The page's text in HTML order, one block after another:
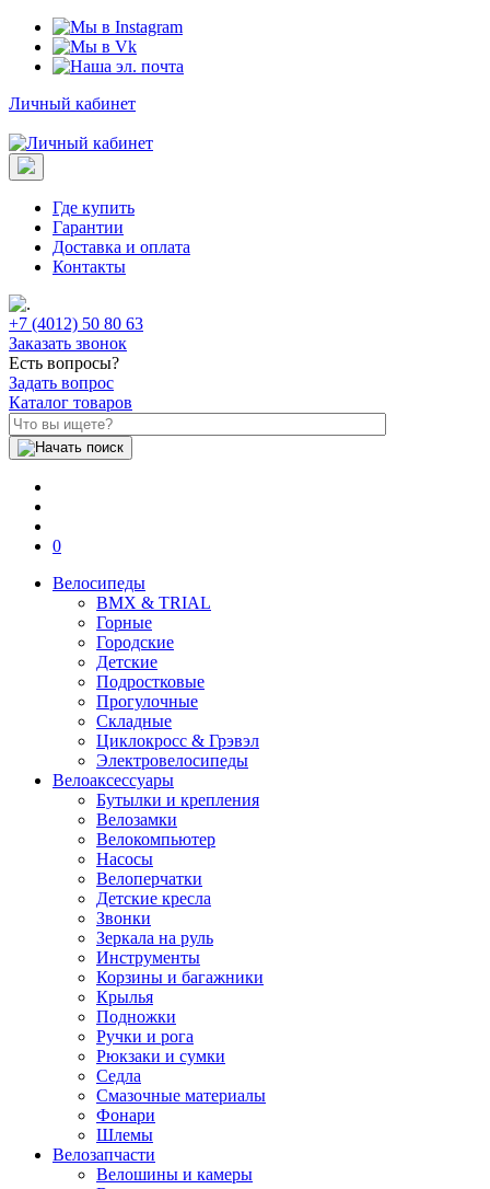
Личный кабинет
Где купить
Гарантии
Доставка и оплата
Контакты
+7 (4012) 50 80 63
Заказать звонок
Есть вопросы?
Задать вопрос
Каталог товаров
0
Велосипеды
BMX & TRIAL
Горные
Городские
Детские
Подростковые
Прогулочные
Складные
Циклокросс & Грэвэл
Электровелосипеды
Велоаксессуары
Бутылки и крепления
Велозамки
Велокомпьютер
Насосы
Велоперчатки
Детские кресла
Звонки
Зеркала на руль
Инструменты
Корзины и багажники
Крылья
Подножки
Ручки и рога
Рюкзаки и сумки
Седла
Смазочные материалы
Фонари
Шлемы
Велозапчасти
Велошины и камеры